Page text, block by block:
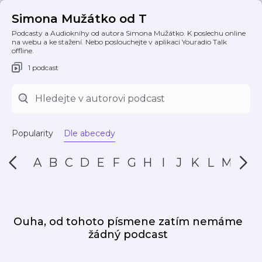
Simona Mužátko od T
Podcasty a Audioknihy od autora Simona Mužátko. K poslechu online
na webu a ke stažení. Nebo poslouchejte v aplikaci Youradio Talk
offline.
1 podcast
Popularity Dle abecedy
A B C D E F G H I J K L M N
Ouha, od tohoto písmene zatím nemáme
žádný podcast